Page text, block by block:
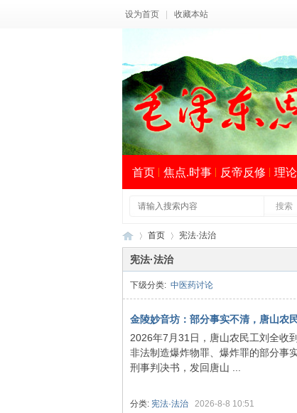
设为首页 收藏本站
首页 焦点.时事 反帝反修 理
搜索
毛 ›
首页
›
宪法·法治
宪法·法治
下级分类: 中医药讨论
金陵妙音坊：部分事实不清，唐山农
2026年7月31日，唐山农民工刘全收
非法制造爆炸物罪、爆炸罪的部分事
刑事判决书，发回唐山 ...
分类: 宪法·法治 2026-8-8 10:51